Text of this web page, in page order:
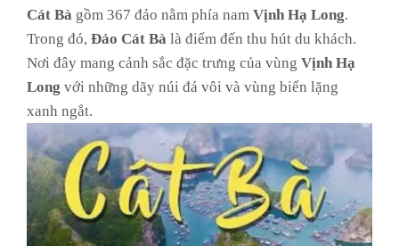
Cát Bà gồm 367 đảo nằm phía nam Vịnh Hạ Long.
Trong đó, Đảo Cát Bà là điểm đến thu hút du khách.
Nơi đây mang cảnh sắc đặc trưng của vùng Vịnh Hạ
Long với những dãy núi đá vôi và vùng biển lặng
xanh ngắt.